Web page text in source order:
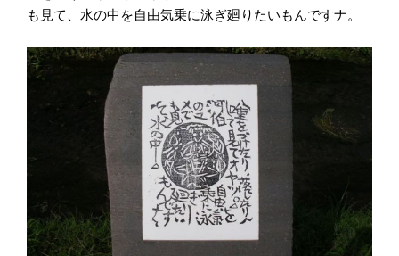
も見て、水の中を自由気乗に泳ぎ廻りたいもんですナ。